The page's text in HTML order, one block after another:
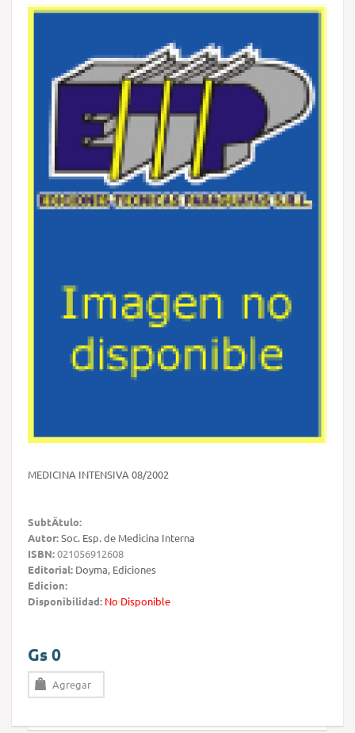
MEDICINA INTENSIVA 08/2002
SubtÃ­tulo:
Autor:Soc. Esp. de Medicina Interna
ISBN:021056912608
Editorial: Doyma, Ediciones
Edicion:
Disponibilidad: No Disponible
Gs 0
Agregar